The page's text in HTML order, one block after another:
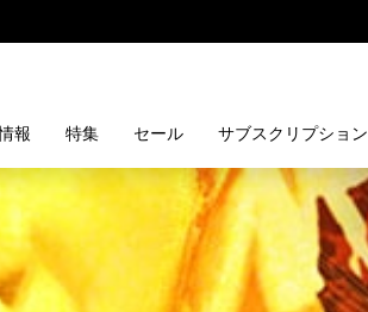
報 特集 セール サブスクリプション